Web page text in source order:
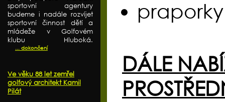
sportovní agentury
budeme i nadále rozvíjet
sportovní činnost dětí a
mládeže v Golfovém
klubu Hluboká.
... dokončení
Ve věku 88 let zemřel
golfový architekt Kamil
Pilát
DÁLE